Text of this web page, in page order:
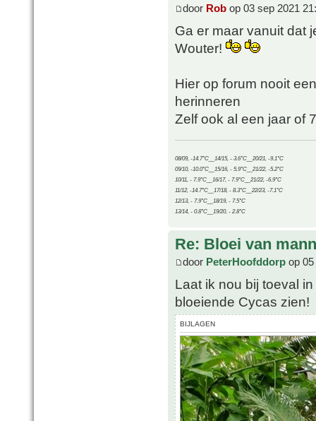
door Rob op 03 sep 2021
Ga er maar vanuit dat
Wouter!
Hier op forum nooit
herinneren
Zelf ook al een jaar of
08/09, -14.7°C__14/15, - 3.6°C__20/21, -9.1°C
09/10, -10.0°C__15/16, - 5.9°C__21/22, -5.2°C
10/11, - 7.9°C__16/17, - 7.9°C__21/22, -6.9°C
11/12, -14.7°C__17/18, - 8.3°C__22/23, -7.1°C
12/13, - 7.9°C__18/19, - 7.5°C
13/14, - 0.8°C__19/20, - 2.8°C
Re: Bloei van
door PeterHoofddorp op
Laat ik nou bij toeval
bloeiende Cycas zien!
BIJLAGEN